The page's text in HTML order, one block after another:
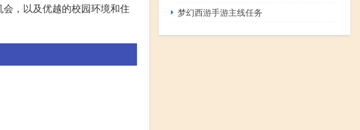
，以及优越的校园环境和住
梦幻西游手游主线任务